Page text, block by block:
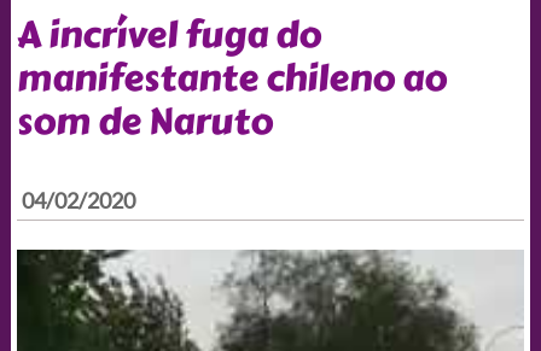
A incrível fuga do
manifestante chileno ao
som de Naruto
04/02/2020